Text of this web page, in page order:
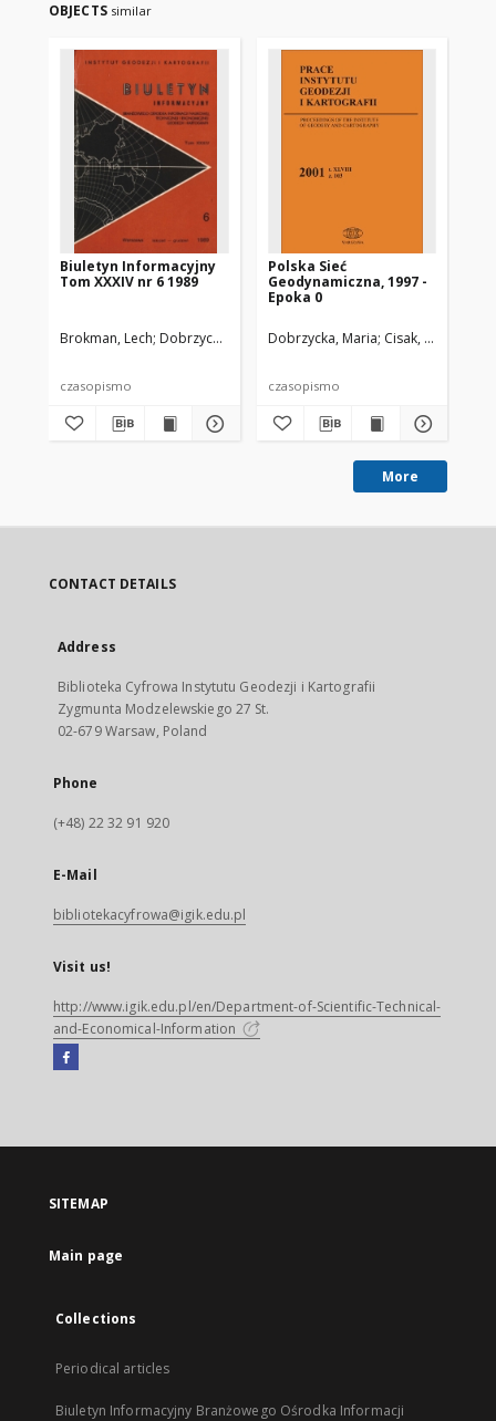
OBJECTS similar
Biuletyn Informacyjny
Tom XXXIV nr 6 1989
Brokman, Lech Dobrzycka, Maria Zgliński, Andrzej
czasopismo
Polska Sieć
Geodynamiczna, 1997 -
Epoka 0
Dobrzycka, Maria Cisak, Jan
czasopismo
More
CONTACT DETAILS
Address
Biblioteka Cyfrowa Instytutu Geodezji i Kartografii
Zygmunta Modzelewskiego 27 St.
02-679 Warsaw, Poland
Phone
(+48) 22 32 91 920
E-Mail
bibliotekacyfrowa@igik.edu.pl
Visit us!
http://www.igik.edu.pl/en/Department-of-Scientific-Technical-
and-Economical-Information
Facebook
open
new
SITEMAP
Main page
Collections
Periodical articles
Biuletyn Informacyjny Branżowego Ośrodka Informacji